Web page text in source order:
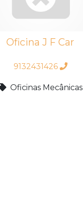
Oficina J F Car
9132431426
Oficinas Mecânicas